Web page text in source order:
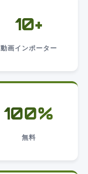
10+
動画インポーター
100%
無料